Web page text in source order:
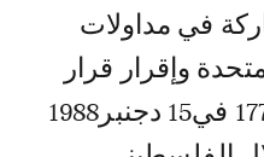
في مداولات
وإقرار قرار
الجمعية العامة رقم177/43 في15 دجنبر1988